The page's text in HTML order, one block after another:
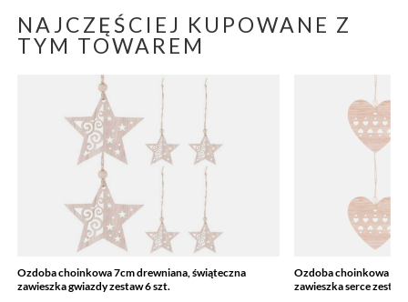
NAJCZĘŚCIEJ KUPOWANE Z
TYM TOWAREM
Ozdoba choinkowa 7cm drewniana, świąteczna
zawieszka gwiazdy zestaw 6 szt.
Ozdoba choinkowa
zawieszka serce